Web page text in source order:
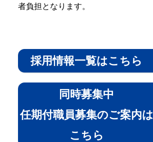
者負担となります。
採用情報一覧はこちら
同時募集中
任期付職員募集のご案内は
こちら